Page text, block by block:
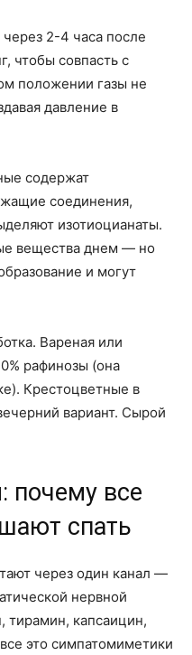
через 2-4 часа после
чтобы совпасть с
положении газы не
давление в
содержат
соединения,
изотиоцианаты.
вещества днем — но
и могут
Вареная или
рафинозы (она
Крестоцветные в
вариант. Сырой
почему все
спать
через один канал —
нервной
тирамин, капсаицин,
это симпатомиметики